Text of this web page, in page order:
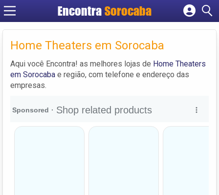
EncontraSorocaba
Cadastrar empresa
Criar conta
Home Theaters em Sorocaba
Aqui você Encontra! as melhores lojas de Home Theaters
em Sorocaba e região, com telefone e endereço das
empresas.